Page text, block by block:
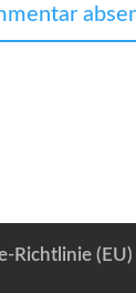
Richtlinie (EU)